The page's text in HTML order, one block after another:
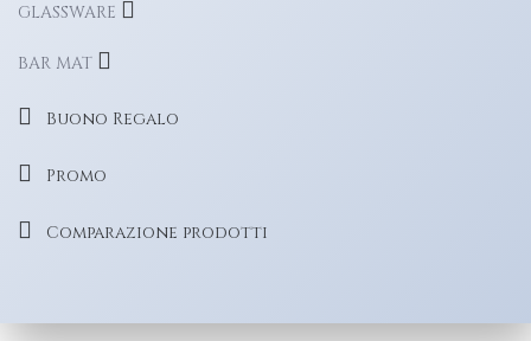
GLASSWARE
BAR MAT
Buono Regalo
Promo
Comparazione prodotti